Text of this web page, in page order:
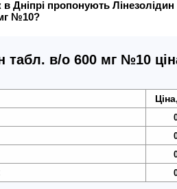
в Дніпрі пропонують Лінезолідин
№10?
табл. в/о 600 мг №10